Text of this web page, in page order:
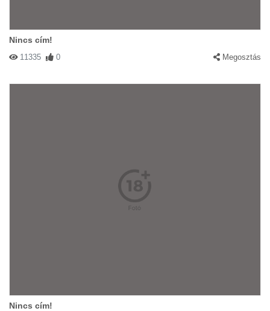
Nincs cím!
11335 0 Megosztás
Nincs cím!